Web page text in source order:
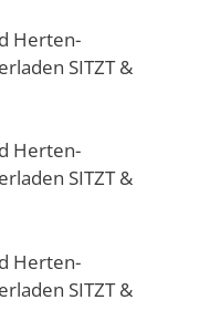
Herten-
SITZT &
Herten-
SITZT &
Herten-
SITZT &